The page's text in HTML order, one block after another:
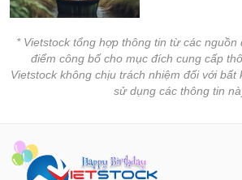
* Vietstock tổng hợp thông tin từ các
điểm công bố cho mục đích cung cấp
Vietstock không chịu trách nhiệm đối với bất
sử dụng các thông tin